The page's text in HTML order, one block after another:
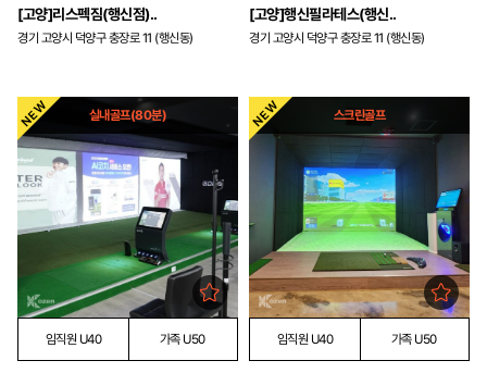
[고양]리스펙짐(행신점)..
경기 고양시 덕양구 충장로 11 (행신동)
[고양]행신필라테스(행신..
경기 고양시 덕양구 충장로 11 (행신동)
실내골프(80분)
임직원 U40 가족 U50
스크린골프
임직원 U40 가족 U50